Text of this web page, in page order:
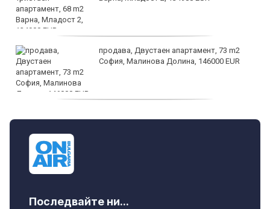
продава, Двустаен апартамент, 73 m2
София, Малинова Долина, 146000 EUR
Последвайте ни...